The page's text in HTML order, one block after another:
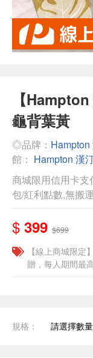
【
龜背葉黃
◎品牌： Hampton
館： Hampton 漢
商城限用信用卡
包/紅利點數,無搬
$ 399 $699
【線上商城限
贈，每人期間最
規格： 請選擇數